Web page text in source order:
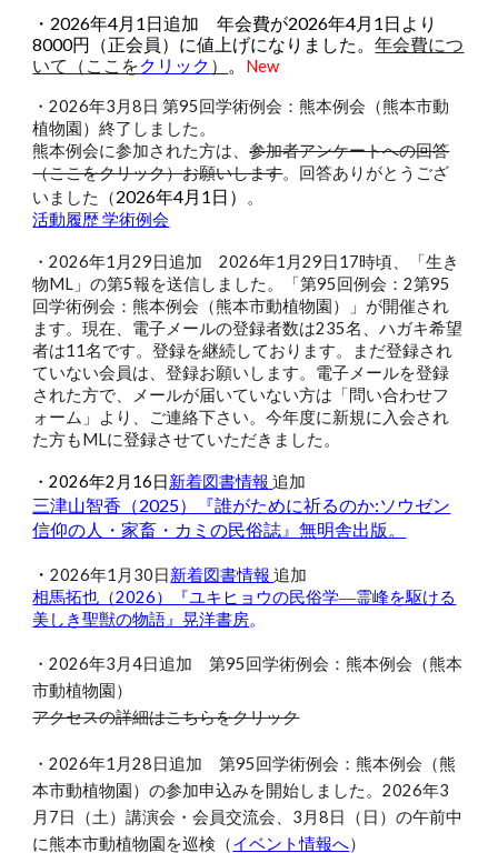
・ 2026年4月1日追加
年会費が2026年4月1日より
8000円（正会員）に値上げになりました。年会費につ
いて（ここをクリック ） 。 New
・2026年3月8日 第95回学術例会：熊本例会（熊本市動
植物園）終了しました。
熊本例会に参加された方は、参加者アンケートへの回答
（ここをクリック）お願いします。回答ありがとうござ
いました（2026年4月1日）
。
活動履歴 学術例会
・2026年1月29日追加2026年1月29日17時頃、「生き
物ML」の第5報を送信しました。「第95回例会：2第95
回学術例会：熊本例会（熊本市動植物園）」が開催され
ます。現在、電子メールの登録者数は235名、ハガキ希望
者は11名です。登録を継続しております。まだ登録され
ていない会員は、登録お願いします。電子メールを登録
された方で、メールが届いていない方は「問い合わせフ
ォーム」より、ご連絡下さい。今年度に新規に入会され
た方もMLに登録させていただきました。
・2026年2月16日新着図書情報 追加
三津山智香（2025）『誰がために祈るのか:ソウゼン
信仰の人・家畜・カミの民俗誌』無明舎出版。
・2026年1月 30日新着図書情報 追加
相馬拓也（2026）『ユキヒョウの民俗学―霊峰を駆ける
美しき聖獣の物語』晃洋書房。
・2026年3月4日追加 第95回学術例会：熊本例会（熊本
市動植物園）
アクセスの詳細はこちらをクリック
・2026年1月28日追加 第95回学術例会：熊本例会（熊
本市動植物園）の参加申込みを開始しました。2026年3
月7日（土）講演会・会員交流会、3月8日（日）の午前中
に熊本市動植物園を巡検（イベント情報へ）